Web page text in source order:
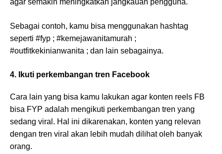
agar semakin meningkatkan jangkauan pengguna.
Sebagai contoh, kamu bisa menggunakan hashtag
seperti #fyp ; #kemejawanitamurah ;
#outfitkekinianwanita ; dan lain sebagainya.
4. Ikuti perkembangan tren Facebook
Cara lain yang bisa kamu lakukan agar konten reels FB
bisa FYP adalah mengikuti perkembangan tren yang
sedang viral. Hal ini dikarenakan, konten yang relevan
dengan tren viral akan lebih mudah dilihat oleh banyak
orang.